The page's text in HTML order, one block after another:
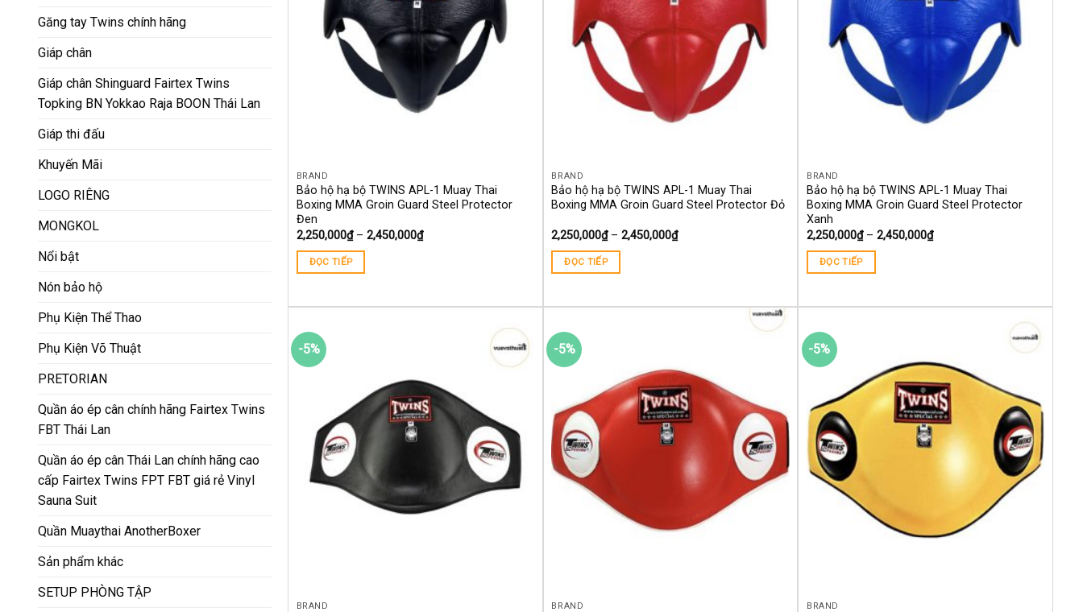
Găng tay Twins chính hãng
Giáp chân
Giáp chân Shinguard Fairtex Twins
Topking BN Yokkao Raja BOON Thái Lan
Giáp thi đấu
Khuyến Mãi
LOGO RIÊNG
MONGKOL
Nổi bật
Nón bảo hộ
Phụ Kiện Thể Thao
Phụ Kiện Võ Thuật
PRETORIAN
Quần áo ép cân chính hãng Fairtex Twins
FBT Thái Lan
Quần áo ép cân Thái Lan chính hãng cao
cấp Fairtex Twins FPT FBT giá rẻ Vinyl
Sauna Suit
Quần Muaythai AnotherBoxer
Sản phẩm khác
SETUP PHÒNG TẬP
BRAND
Bảo hộ hạ bộ TWINS APL-1 Muay Thai
Boxing MMA Groin Guard Steel Protector
Đen
2,250,000₫– 2,450,000₫
ĐỌC TIẾP
BRAND
Bảo hộ hạ bộ TWINS APL-1 Muay Thai
Boxing MMA Groin Guard Steel Protector Đỏ
2,250,000₫–2,450,000₫
ĐỌC TIẾP
BRAND
Bảo hộ hạ bộ TWINS APL-1 Muay Thai
Boxing MMA Groin Guard Steel Protector
Xanh
2,250,000₫–2,450,000₫
ĐỌC TIẾP
-5%
Yêu
thích
BRAND
-5%
BRAND
-5%
Yêu
BRAND